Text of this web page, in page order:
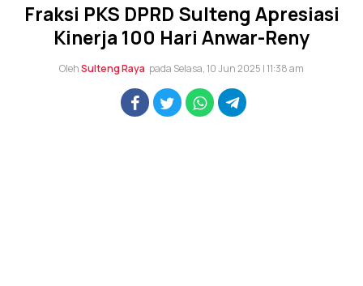
Fraksi PKS DPRD Sulteng Apresiasi
Kinerja 100 Hari Anwar-Reny
OlehSulteng Raya pada Selasa, 10 Jun 2025 | 11:38 am